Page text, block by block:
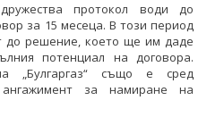
протокол води до
за 15 месеца. В този период
до решение, което ще им даде
потенциал на договора.
„Булгаргаз“ също е сред
за намиране на